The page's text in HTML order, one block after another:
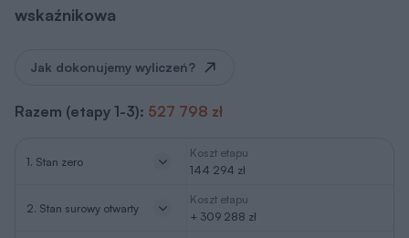
wskaźnikowa
Jak dokonujemy wyliczeń?
Razem (etapy 1-3): 527 798 zł
1. Stan zero
Koszt etapu
144 294 zł
2. Stan surowy otwarty
Koszt etapu
+ 309 288 zł